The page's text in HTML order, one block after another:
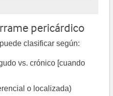
pericárdico
clasificar según:
vs. crónico [cuando
o localizada)